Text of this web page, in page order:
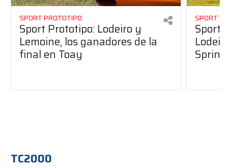
SPORT PROTOTIPO
Sport Prototipo: Lodeiro y
Lemoine, los ganadores de la
final en Toay
SPORT
Sport
Sprint
TC2000